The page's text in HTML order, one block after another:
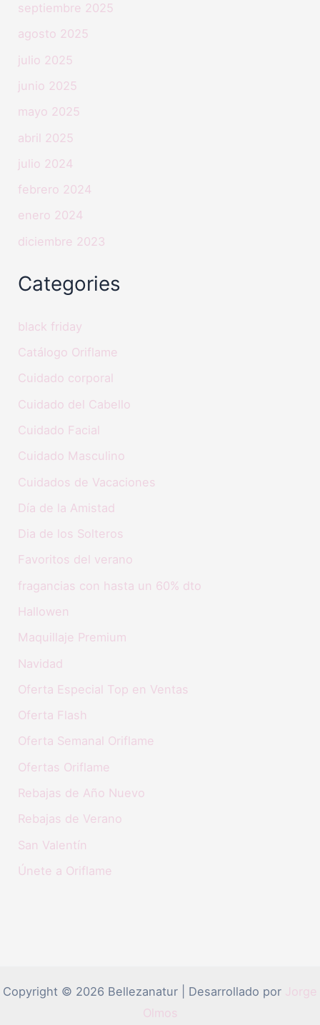
septiembre 2025
agosto 2025
julio 2025
junio 2025
mayo 2025
abril 2025
julio 2024
febrero 2024
enero 2024
diciembre 2023
Categories
black friday
Catálogo Oriflame
Cuidado corporal
Cuidado del Cabello
Cuidado Facial
Cuidado Masculino
Cuidados de Vacaciones
Día de la Amistad
Dia de los Solteros
Favoritos del verano
fragancias con hasta un 60% dto
Hallowen
Maquillaje Premium
Navidad
Oferta Especial Top en Ventas
Oferta Flash
Oferta Semanal Oriflame
Ofertas Oriflame
Rebajas de Año Nuevo
Rebajas de Verano
San Valentín
Únete a Oriflame
Copyright © 2026 Bellezanatur | Desarrollado por Jorge
Olmos